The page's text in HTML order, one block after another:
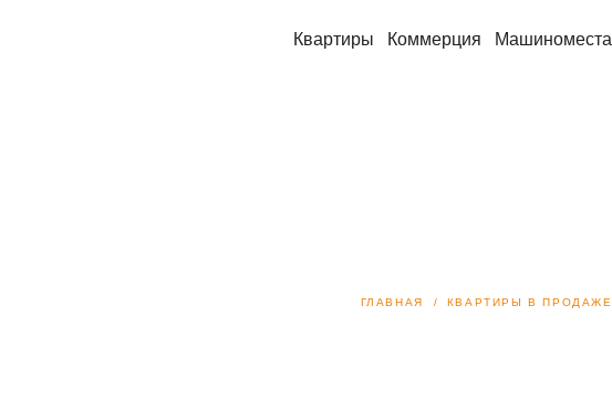
Квартиры Коммерция Машиноместа
ГЛАВНАЯ КВАРТИРЫ В ПРОДАЖЕ